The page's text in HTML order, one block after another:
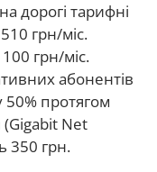
дорогі тарифні
грн/міс.
грн/міс.
абонентів
протягом
(Gigabit Net
350 грн.